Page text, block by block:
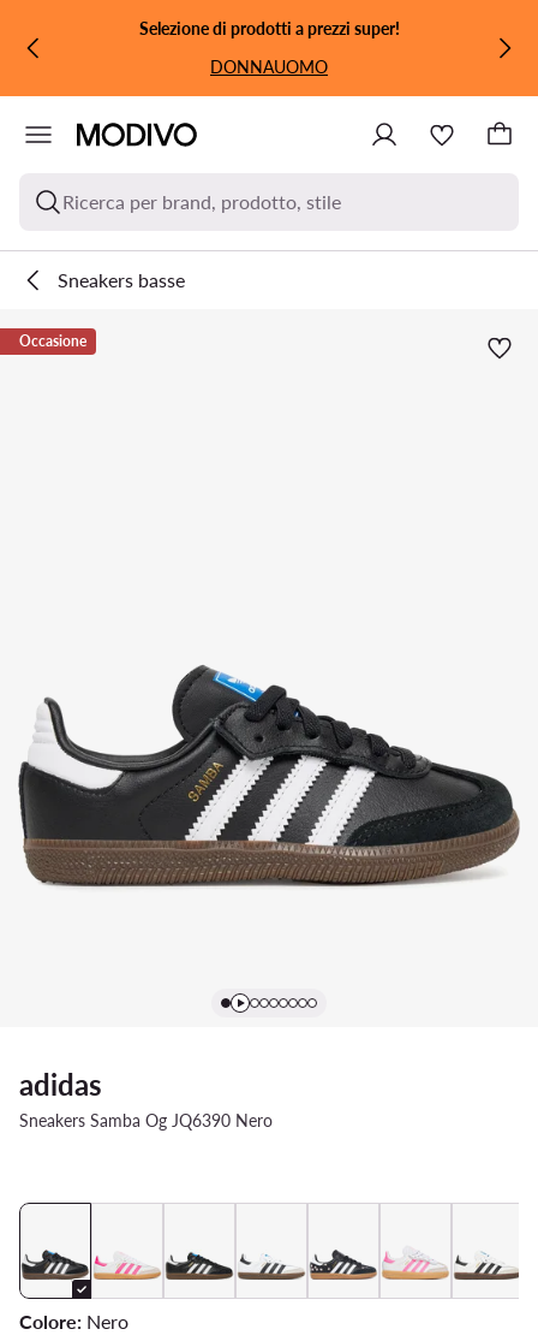
VAI AL CONTENUTO PRINCIPALE
VAI ALLA RICERCASelezione di prodotti a prezzi super!
DONNAUOMO
Ricerca per brand, prodotto, stile
Sneakers basse
Occasione
adidas
Sneakers Samba Og JQ6390 Nero
Colore: Nero